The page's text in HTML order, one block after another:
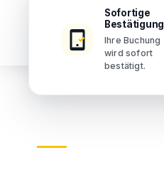
Sofortige
Bestätigung
Ihre Buchung
wird sofort
bestätigt.